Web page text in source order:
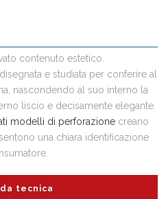
contenuto estetico.
e studiata per conferire al
nascondendo al suo interno la
liscio e decisamente elegante.
modelli di perforazione creano
una chiara identificazione
tecnica